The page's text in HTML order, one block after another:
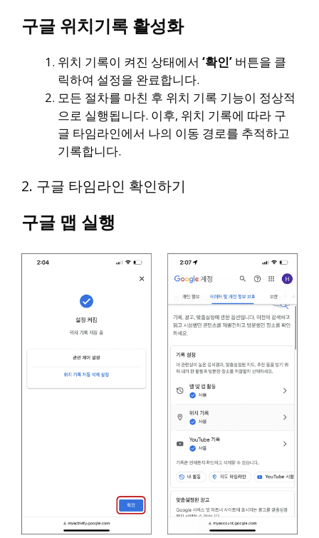
구글 위치기록 활성화
위치 기록이 켜진 상태에서 ‘확인’ 버튼을 클
릭하여 설정을 완료합니다.
모든 절차를 마친 후 위치 기록 기능이 정상적
으로 실행됩니다. 이후, 위치 기록에 따라 구
글 타임라인에서 나의 이동 경로를 추적하고
기록합니다.
2. 구글 타임라인 확인하기
구글 맵 실행